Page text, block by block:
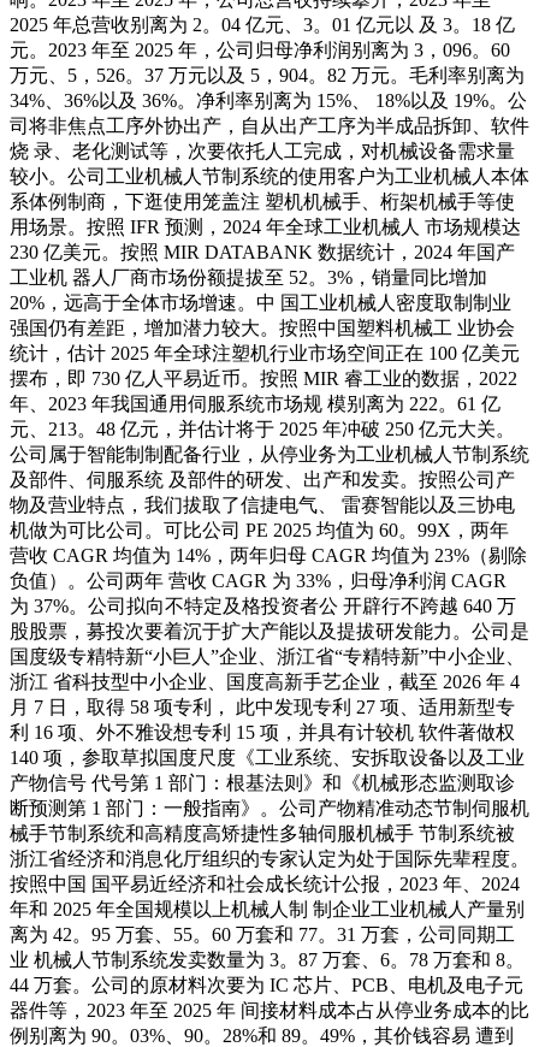
2025 年总营收别离为 2。04 亿元、3。01 亿元以 及 3。18 亿
元。2023 年至 2025 年，公司归母净利润别离为 3，096。60
万元、5，526。37 万元以及 5，904。82 万元。毛利率别离为
34%、36%以及 36%。净利率别离为 15%、 18%以及 19%。公
司将非焦点工序外协出产，自从出产工序为半成品拆卸、软件
烧 录、老化测试等，次要依托人工完成，对机械设备需求量
较小。公司工业机械人节制系统的使用客户为工业机械人本体
系体例制商，下逛使用笼盖注 塑机机械手、桁架机械手等使
用场景。按照 IFR 预测，2024 年全球工业机械人 市场规模达
230 亿美元。按照 MIR DATABANK 数据统计，2024 年国产
工业机 器人厂商市场份额提拔至 52。3%，销量同比增加
20%，远高于全体市场增速。中 国工业机械人密度取制制业
强国仍有差距，增加潜力较大。按照中国塑料机械工 业协会
统计，估计 2025 年全球注塑机行业市场空间正在 100 亿美元
摆布，即 730 亿人平易近币。按照 MIR 睿工业的数据，2022
年、2023 年我国通用伺服系统市场规 模别离为 222。61 亿
元、213。48 亿元，并估计将于 2025 年冲破 250 亿元大关。
公司属于智能制制配备行业，从停业务为工业机械人节制系统
及部件、伺服系统 及部件的研发、出产和发卖。按照公司产
物及营业特点，我们拔取了信捷电气、 雷赛智能以及三协电
机做为可比公司。可比公司 PE 2025 均值为 60。99X，两年
营收 CAGR 均值为 14%，两年归母 CAGR 均值为 23%（剔除
负值）。公司两年 营收 CAGR 为 33%，归母净利润 CAGR
为 37%。公司拟向不特定及格投资者公 开辟行不跨越 640 万
股股票，募投次要着沉于扩大产能以及提拔研发能力。公司是
国度级专精特新“小巨人”企业、浙江省“专精特新”中小企业、
浙江 省科技型中小企业、国度高新手艺企业，截至 2026 年 4
月 7 日，取得 58 项专利， 此中发现专利 27 项、适用新型专
利 16 项、外不雅设想专利 15 项，并具有计较机 软件著做权
140 项，参取草拟国度尺度《工业系统、安拆取设备以及工业
产物信号 代号第 1 部门：根基法则》和《机械形态监测取诊
断预测第 1 部门：一般指南》。公司产物精准动态节制伺服机
械手节制系统和高精度高矫捷性多轴伺服机械手 节制系统被
浙江省经济和消息化厅组织的专家认定为处于国际先辈程度。
按照中国 国平易近经济和社会成长统计公报，2023 年、2024
年和 2025 年全国规模以上机械人制 制企业工业机械人产量别
离为 42。95 万套、55。60 万套和 77。31 万套，公司同期工
业 机械人节制系统发卖数量为 3。87 万套、6。78 万套和 8。
44 万套。公司的原材料次要为 IC 芯片、PCB、电机及电子元
器件等，2023 年至 2025 年 间接材料成本占从停业务成本的比
例别离为 90。03%、90。28%和 89。49%，其价钱容易 遭到